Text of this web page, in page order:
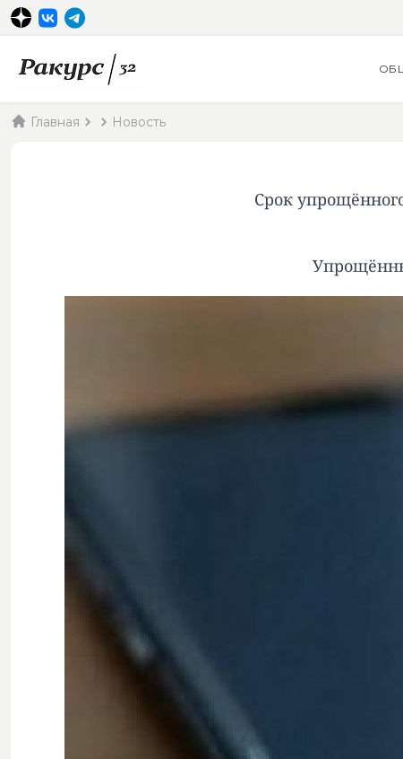
Главная Новость
Срок